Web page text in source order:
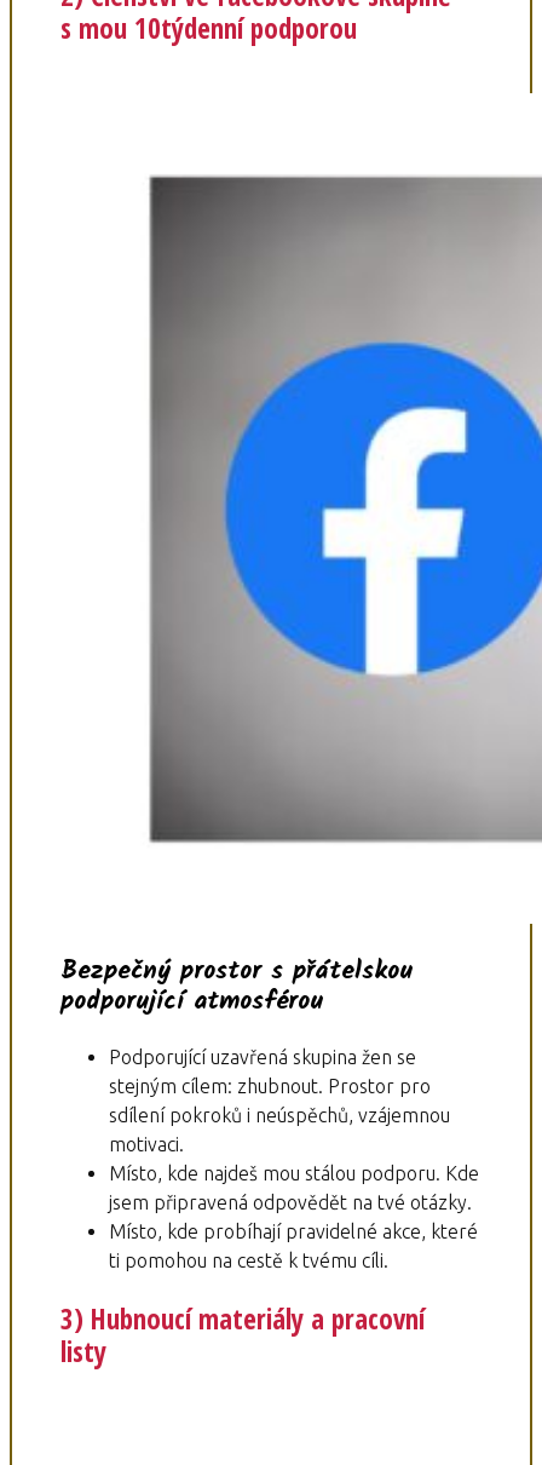
s mou 10týdenní podporou
Bezpečný prostor s přátelskou
podporující atmosférou
Podporující uzavřená skupina žen se
stejným cílem: zhubnout. Prostor pro
sdílení pokroků i neúspěchů, vzájemnou
motivaci.
Místo, kde najdeš mou stálou podporu. Kde
jsem připravená odpovědět na tvé otázky.
Místo, kde probíhají pravidelné akce, které
ti pomohou na cestě k tvému cíli.
3) Hubnoucí materiály a pracovní
listy